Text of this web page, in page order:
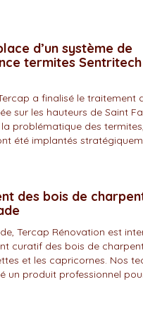
d’un système de
termites
a finalisé le traitement
sur les hauteurs de Saint
problématique des
été implantés
des bois de
Tercap Rénovation est
curatif des bois de
et les capricornes. Nos
un produit professionnel